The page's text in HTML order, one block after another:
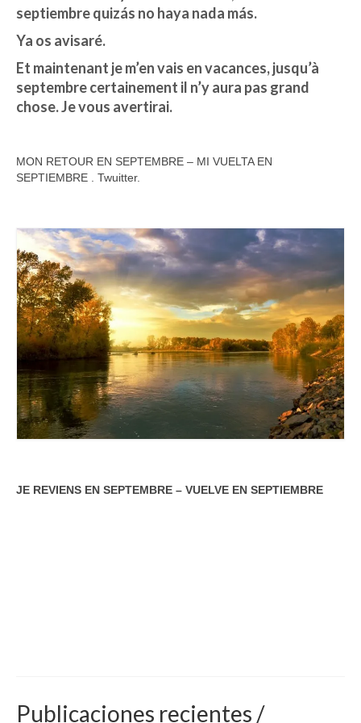
septiembre quizás no haya nada más.
Ya os avisaré.
Et maintenant je m’en vais en vacances, jusqu’à
septembre certainement il n’y aura pas grand
chose. Je vous avertirai.
MON RETOUR EN SEPTEMBRE – MI VUELTA EN
SEPTIEMBRE . Twuitter.
JE REVIENS EN SEPTEMBRE – VUELVE EN SEPTIEMBRE
Publicaciones recientes /